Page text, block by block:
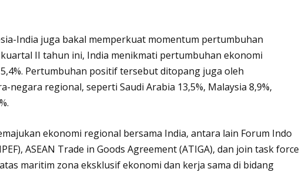
India juga bakal memperkuat momentum pertumbuhan
II tahun ini, India menikmati pertumbuhan ekonomi
Pertumbuhan positif tersebut ditopang juga oleh
negara regional, seperti Saudi Arabia 13,5%, Malaysia 8,9%,
ekonomi regional bersama India, antara lain Forum Indo
ASEAN Trade in Goods Agreement (ATIGA), dan join task force
maritim zona eksklusif ekonomi dan kerja sama di bidang